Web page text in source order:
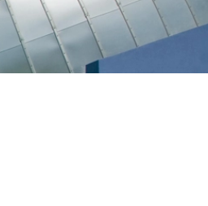
التدريب والخدمة المجتمعية